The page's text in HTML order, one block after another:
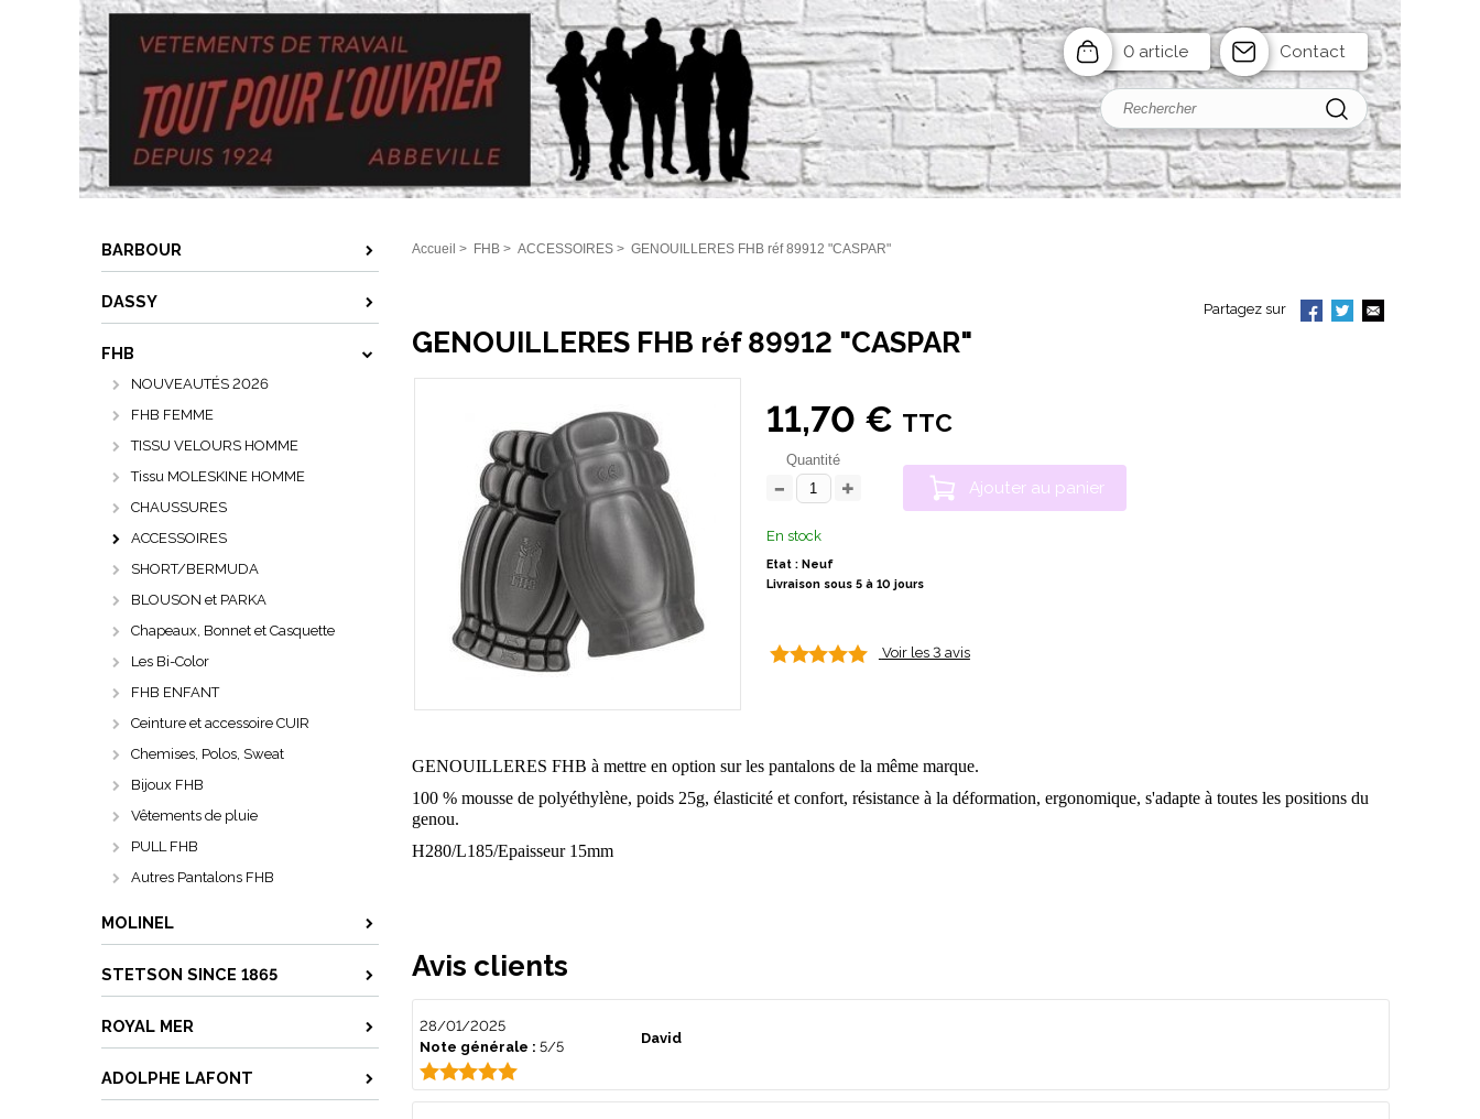
0 article Contact
BARBOUR
DASSY
FHB
NOUVEAUTÉS 2026
FHB FEMME
TISSU VELOURS HOMME
Tissu MOLESKINE HOMME
CHAUSSURES
ACCESSOIRES
SHORT/BERMUDA
BLOUSON et PARKA
Chapeaux, Bonnet et Casquette
Les Bi-Color
FHB ENFANT
Ceinture et accessoire CUIR
Chemises, Polos, Sweat
Bijoux FHB
Vêtements de pluie
PULL FHB
Autres Pantalons FHB
MOLINEL
STETSON SINCE 1865
ROYAL MER
ADOLPHE LAFONT
Accueil > FHB > ACCESSOIRES > GENOUILLERES FHB réf 89912 "CASPAR"
Partagez sur
GENOUILLERES FHB réf 89912 "CASPAR"
11,70 € TTC
Quantité
Ajouter au panier
En stock
Etat : Neuf
Livraison sous 5 à 10 jours
Voir les 3 avis
GENOUILLERES FHB à mettre en option sur les pantalons de la même marque.
100 % mousse de polyéthylène, poids 25g, élasticité et confort, résistance à la déformation, ergonomique, s'adapte à toutes les positions du
genou.
H280/L185/Epaisseur 15mm
Avis clients
28/01/2025
Note générale : 5/5
David